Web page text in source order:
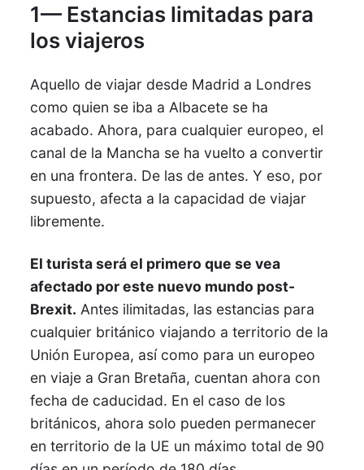
1— Estancias limitadas para
los viajeros
Aquello de viajar desde Madrid a Londres
como quien se iba a Albacete se ha
acabado. Ahora, para cualquier europeo, el
canal de la Mancha se ha vuelto a convertir
en una frontera. De las de antes. Y eso, por
supuesto, afecta a la capacidad de viajar
libremente.
El turista será el primero que se vea
afectado por este nuevo mundo post-
Brexit. Antes ilimitadas, las estancias para
cualquier británico viajando a territorio de la
Unión Europea, así como para un europeo
en viaje a Gran Bretaña, cuentan ahora con
fecha de caducidad. En el caso de los
británicos, ahora solo pueden permanecer
en territorio de la UE un máximo total de 90